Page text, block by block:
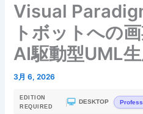
Visual
トボットへの
AI駆動型UML
3月 6, 2026
EDITION
REQUIRED
DESKTOP